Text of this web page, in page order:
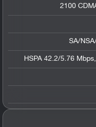
2100
SA/
HSPA 42.2/5.76